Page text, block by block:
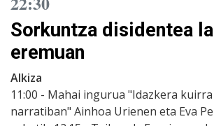
Sorkuntza disidentea
eremuan
Alkiza
11:00 - Mahai ingurua "Idazkera
narratiban" Ainhoa Urienen eta Eva